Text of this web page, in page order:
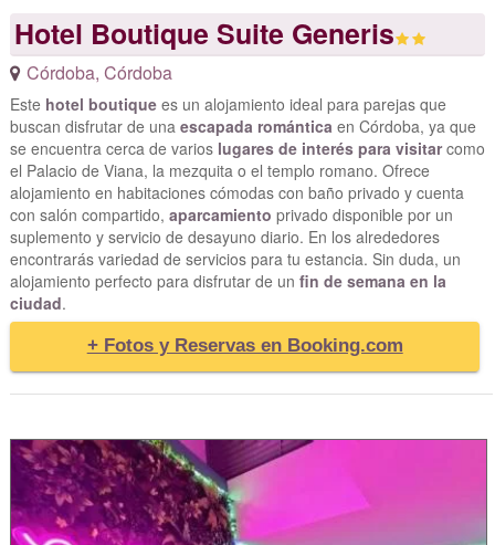
Hotel Boutique Suite Generis
Córdoba, Córdoba
Este hotel boutiquees un alojamiento ideal para parejas que
buscan disfrutar de una escapada romántica en Córdoba, ya que
se encuentra cerca de varios lugares de interés para visitarcomo
el Palacio de Viana, la mezquita o el templo romano. Ofrece
alojamiento en habitaciones cómodas con baño privado y cuenta
con salón compartido, aparcamiento privado disponible por un
suplemento y servicio de desayuno diario. En los alrededores
encontrarás variedad de servicios para tu estancia. Sin duda, un
alojamiento perfecto para disfrutar de un fin de semana en la
ciudad.
+ Fotos y Reservas en Booking.com